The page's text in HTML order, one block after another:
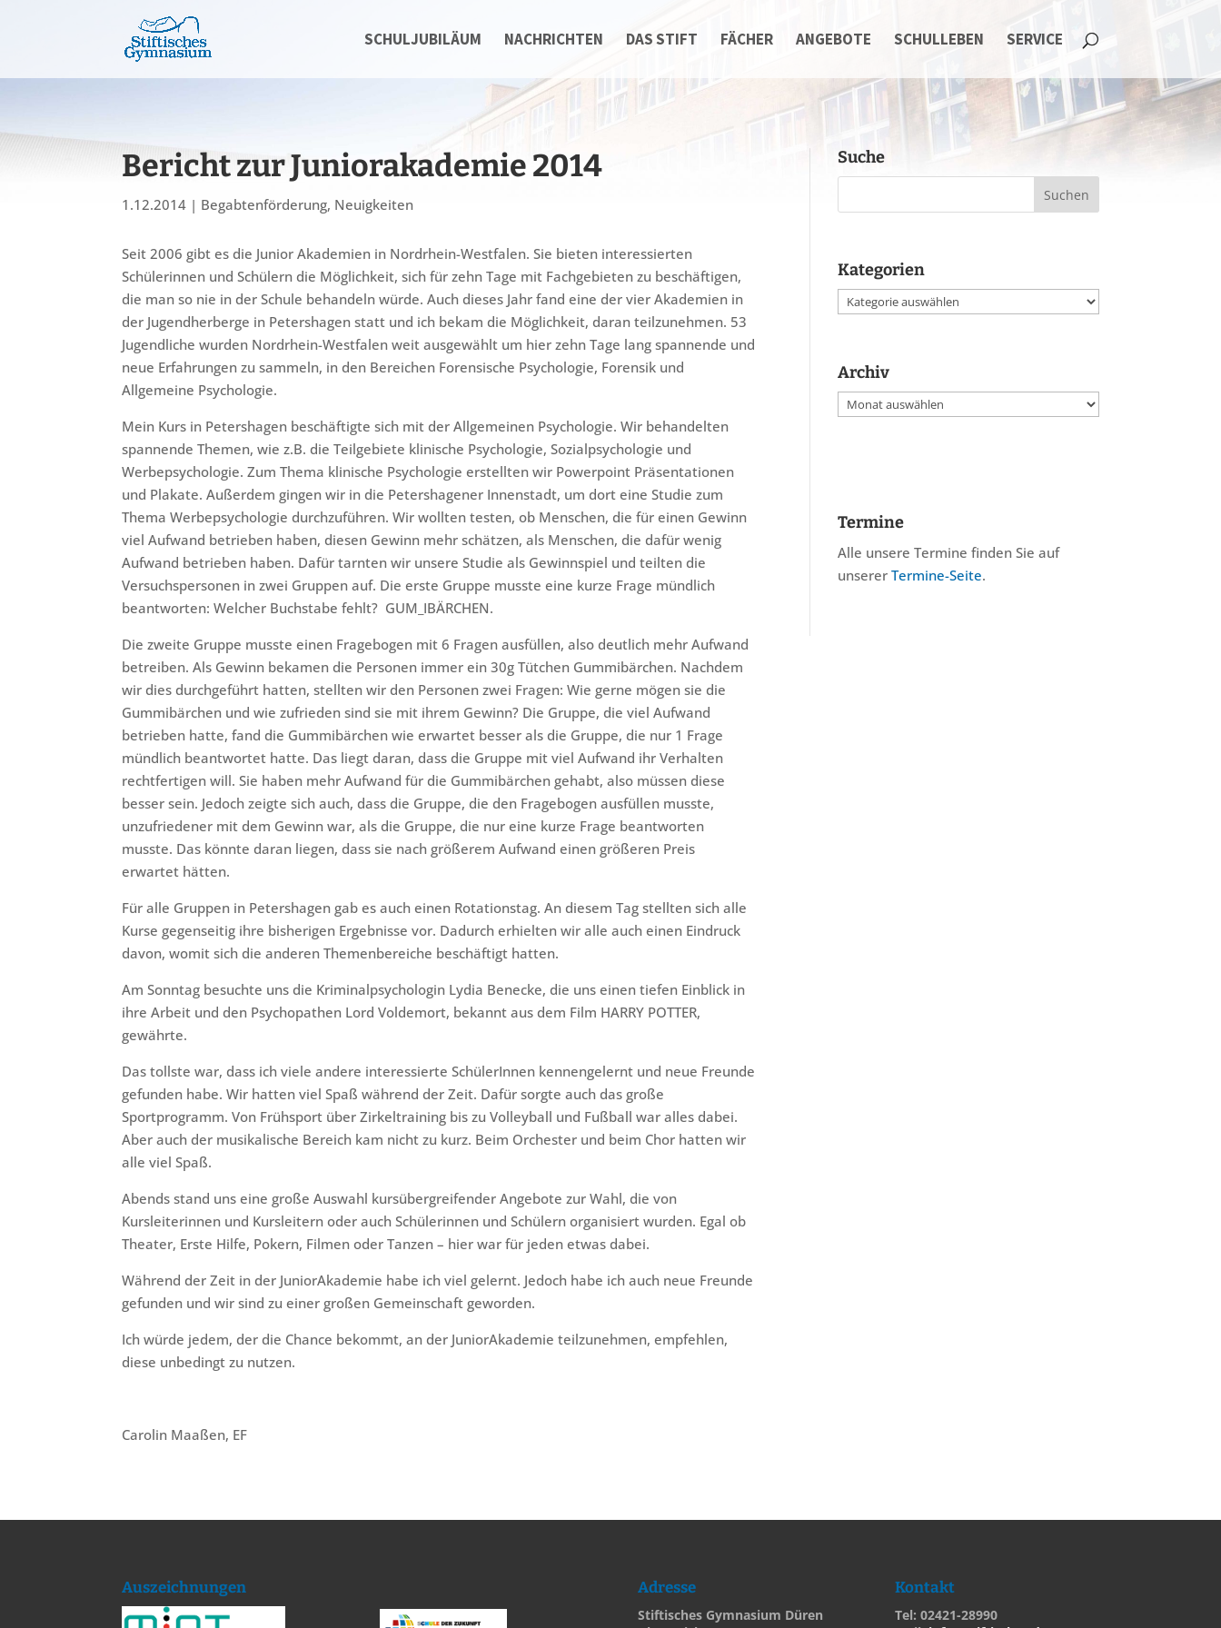
SCHULJUBILÄUM NACHRICHTEN DAS STIFT FÄCHER ANGEBOTE SCHULLEBEN SERVICE
Bericht zur Juniorakademie 2014
1.12.2014 | Begabtenförderung, Neuigkeiten
Seit 2006 gibt es die Junior Akademien in Nordrhein-Westfalen. Sie bieten interessierten
Schülerinnen und Schülern die Möglichkeit, sich für zehn Tage mit Fachgebieten zu beschäftigen,
die man so nie in der Schule behandeln würde. Auch dieses Jahr fand eine der vier Akademien in
der Jugendherberge in Petershagen statt und ich bekam die Möglichkeit, daran teilzunehmen. 53
Jugendliche wurden Nordrhein-Westfalen weit ausgewählt um hier zehn Tage lang spannende und
neue Erfahrungen zu sammeln, in den Bereichen Forensische Psychologie, Forensik und
Allgemeine Psychologie.
Mein Kurs in Petershagen beschäftigte sich mit der Allgemeinen Psychologie. Wir behandelten
spannende Themen, wie z.B. die Teilgebiete klinische Psychologie, Sozialpsychologie und
Werbepsychologie. Zum Thema klinische Psychologie erstellten wir Powerpoint Präsentationen
und Plakate. Außerdem gingen wir in die Petershagener Innenstadt, um dort eine Studie zum
Thema Werbepsychologie durchzuführen. Wir wollten testen, ob Menschen, die für einen Gewinn
viel Aufwand betrieben haben, diesen Gewinn mehr schätzen, als Menschen, die dafür wenig
Aufwand betrieben haben. Dafür tarnten wir unsere Studie als Gewinnspiel und teilten die
Versuchspersonen in zwei Gruppen auf. Die erste Gruppe musste eine kurze Frage mündlich
beantworten: Welcher Buchstabe fehlt? GUM_IBÄRCHEN.
Die zweite Gruppe musste einen Fragebogen mit 6 Fragen ausfüllen, also deutlich mehr Aufwand
betreiben. Als Gewinn bekamen die Personen immer ein 30g Tütchen Gummibärchen. Nachdem
wir dies durchgeführt hatten, stellten wir den Personen zwei Fragen: Wie gerne mögen sie die
Gummibärchen und wie zufrieden sind sie mit ihrem Gewinn? Die Gruppe, die viel Aufwand
betrieben hatte, fand die Gummibärchen wie erwartet besser als die Gruppe, die nur 1 Frage
mündlich beantwortet hatte. Das liegt daran, dass die Gruppe mit viel Aufwand ihr Verhalten
rechtfertigen will. Sie haben mehr Aufwand für die Gummibärchen gehabt, also müssen diese
besser sein. Jedoch zeigte sich auch, dass die Gruppe, die den Fragebogen ausfüllen musste,
unzufriedener mit dem Gewinn war, als die Gruppe, die nur eine kurze Frage beantworten
musste. Das könnte daran liegen, dass sie nach größerem Aufwand einen größeren Preis
erwartet hätten.
Für alle Gruppen in Petershagen gab es auch einen Rotationstag. An diesem Tag stellten sich alle
Kurse gegenseitig ihre bisherigen Ergebnisse vor. Dadurch erhielten wir alle auch einen Eindruck
davon, womit sich die anderen Themenbereiche beschäftigt hatten.
Am Sonntag besuchte uns die Kriminalpsychologin Lydia Benecke, die uns einen tiefen Einblick in
ihre Arbeit und den Psychopathen Lord Voldemort, bekannt aus dem Film HARRY POTTER,
gewährte.
Das tollste war, dass ich viele andere interessierte SchülerInnen kennengelernt und neue Freunde
gefunden habe. Wir hatten viel Spaß während der Zeit. Dafür sorgte auch das große
Sportprogramm. Von Frühsport über Zirkeltraining bis zu Volleyball und Fußball war alles dabei.
Aber auch der musikalische Bereich kam nicht zu kurz. Beim Orchester und beim Chor hatten wir
alle viel Spaß.
Abends stand uns eine große Auswahl kursübergreifender Angebote zur Wahl, die von
Kursleiterinnen und Kursleitern oder auch Schülerinnen und Schülern organisiert wurden. Egal ob
Theater, Erste Hilfe, Pokern, Filmen oder Tanzen – hier war für jeden etwas dabei.
Während der Zeit in der JuniorAkademie habe ich viel gelernt. Jedoch habe ich auch neue Freunde
gefunden und wir sind zu einer großen Gemeinschaft geworden.
Ich würde jedem, der die Chance bekommt, an der JuniorAkademie teilzunehmen, empfehlen,
diese unbedingt zu nutzen.
Carolin Maaßen, EF
Suche
Kategorien
Kategorien
Archiv
Archiv
Termine
Alle unsere Termine finden Sie auf
unserer Termine-Seite.
Auszeichnungen Adresse
Stiftisches Gymnasium Düren
Kontakt
Tel: 02421-28990